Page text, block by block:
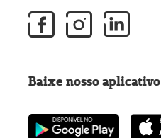
Baixe nosso aplicativo